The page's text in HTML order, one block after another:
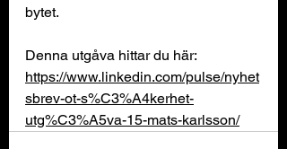
bytet.
Denna utgåva hittar du här:
https://www.linkedin.com/pulse/nyhet
sbrev-ot-s%C3%A4kerhet-
utg%C3%A5va-15-mats-karlsson/